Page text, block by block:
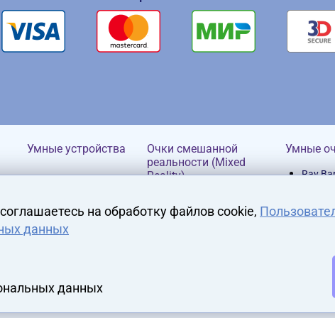
Умные устройства
Очки смешанной
реальности (Mixed
Reality)
Умные
Ray
на обработку файлов cookie,
данных
данных